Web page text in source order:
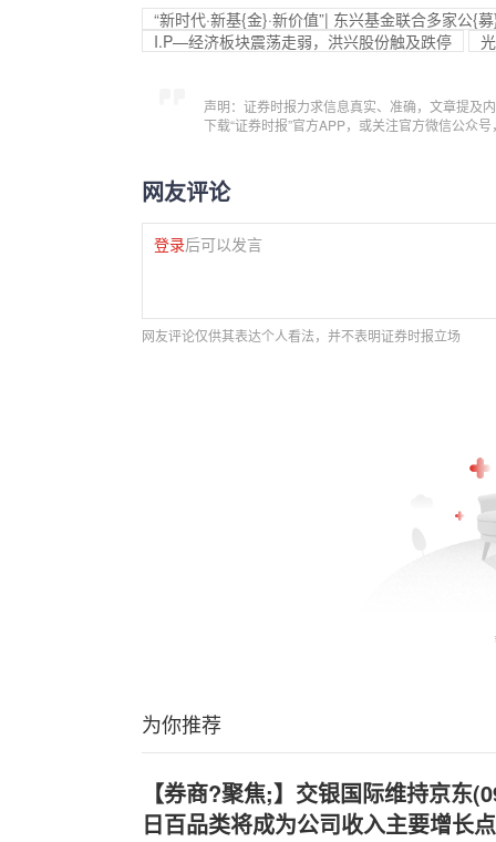
“新时代·新基{金}·新价值”| 东兴基金联合多家公{
I.P—经济板块震荡走弱，洪兴股份触及跌停
声明：证券时报力求信息真实、准确，文章提及
下载“证券时报”官方APP，或关注官方微信公众
网友评论
登录后可以发言
网友评论仅供其表达个人看法，并不表明证券时报立场
为你推荐
【券商?聚焦;】交银国际维持京东
日百品类将成为公司收入主要增长点